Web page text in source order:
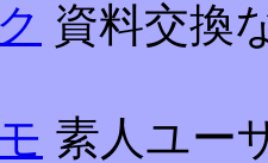
資料交換
素人ユー